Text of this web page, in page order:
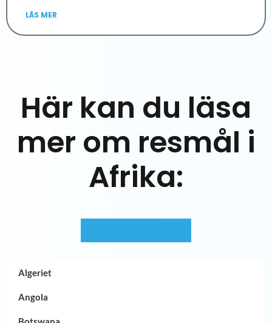
LÄS MER
Här kan du läsa
mer om resmål i
Afrika:
Algeriet
Angola